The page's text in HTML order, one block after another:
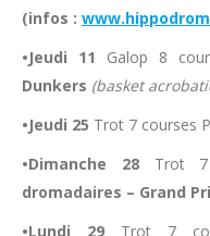
(infos :
•Jeudi 11
Galop 8
Dunkers (basket
•Jeudi 25 Trot 7 courses
•Dimanche 28Trot 7
dromadaires – Grand
•Lundi 29Trot 7